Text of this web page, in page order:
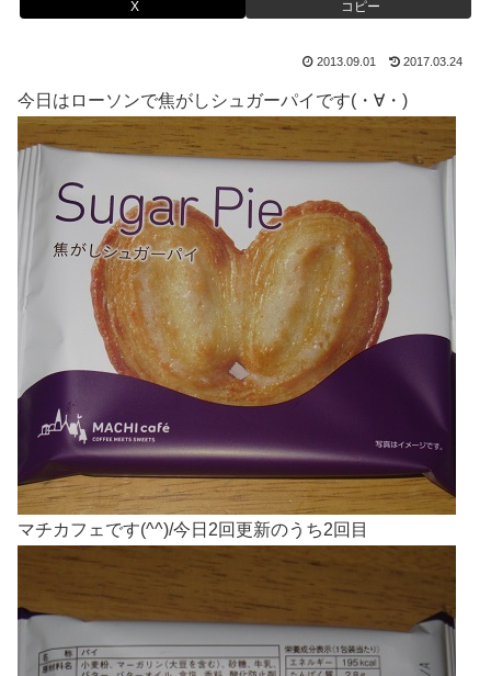
X コピー
2013.09.01 2017.03.24
今日はローソンで焦がしシュガーパイです(・∀・)
マチカフェです(^^)/今日2回更新のうち2回目